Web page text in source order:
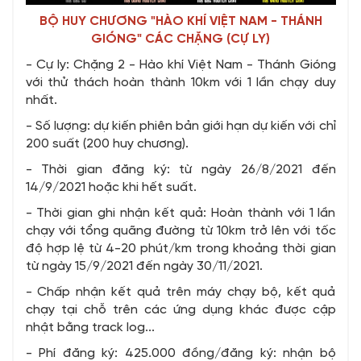
BỘ HUY CHƯƠNG "HÀO KHÍ VIỆT NAM - THÁNH
GIÓNG" CÁC CHẶNG (CỰ LY)
- Cự ly: Chặng 2 - Hào khí Việt Nam - Thánh Gióng
với thử thách hoàn thành 10km với 1 lần chạy duy
nhất.
- Số lượng: dự kiến phiên bản giới hạn dự kiến với chỉ
200 suất (200 huy chương).
- Thời gian đăng ký: từ ngày 26/8/2021 đến
14/9/2021 hoặc khi hết suất.
- Thời gian ghi nhận kết quả: Hoàn thành với 1 lần
chạy với tổng quãng đường từ 10km trở lên với tốc
độ hợp lệ từ 4-20 phút/km trong khoảng thời gian
từ ngày 15/9/2021 đến ngày 30/11/2021.
- Chấp nhận kết quả trên máy chạy bộ, kết quả
chạy tại chỗ trên các ứng dụng khác được cập
nhật bằng track log...
- Phí đăng ký: 425.000 đồng/đăng ký: nhận bộ